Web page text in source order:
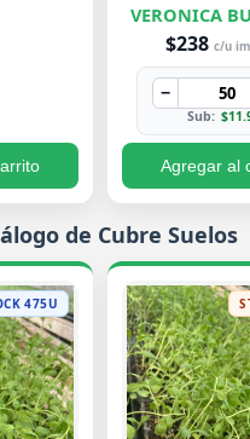
VERONICA
$238 c/u
−
Sub:
Agregar al
de Cubre Suelos
475U